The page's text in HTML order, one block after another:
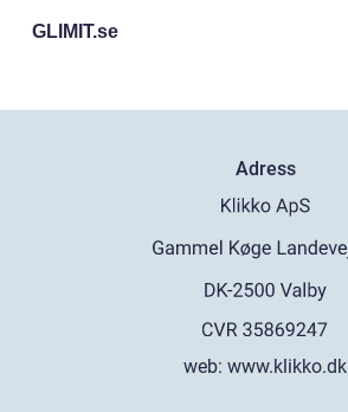
GLIMIT.se
Adress
web: www.klikko.dk